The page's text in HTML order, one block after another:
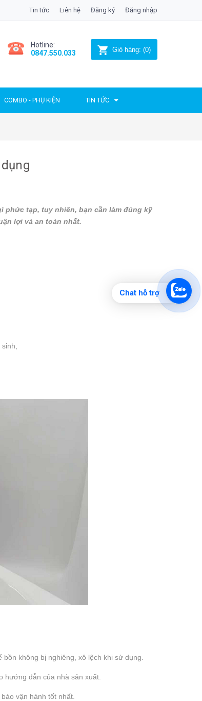
Tin tức Liên hệ Đăng ký Đăng nhập
Hotline:
0847.550.033
Giỏ hàng: (0)
COMBO - PHỤ KIỆN TIN TỨC
phức tạp, tuy nhiên, bạn cần làm đúng kỹ
lợi và an toàn nhất.
không bị nghiêng, xô lệch khi sử dụng.
hướng dẫn của nhà sản xuất.
vận hành tốt nhất.
Chat hỗ trợ